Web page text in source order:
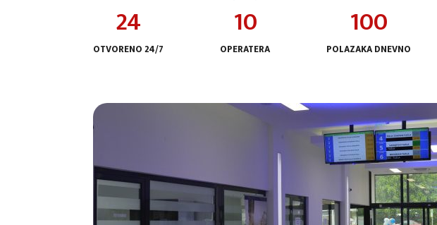
24
OTVORENO 24/7
10
OPERATERA
100
POLAZAKA DNEVNO